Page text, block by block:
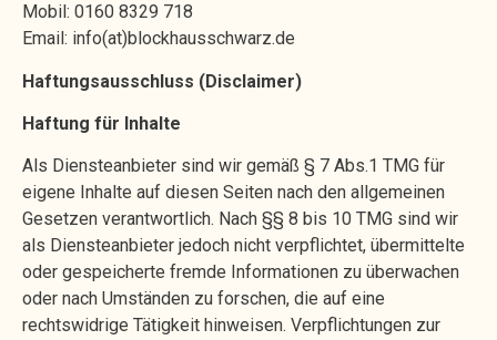
Mobil: 0160 8329 718
Email: info(at)blockhausschwarz.de
Haftungsausschluss (Disclaimer)
Haftung für Inhalte
Als Diensteanbieter sind wir gemäß § 7 Abs.1 TMG für
eigene Inhalte auf diesen Seiten nach den allgemeinen
Gesetzen verantwortlich. Nach §§ 8 bis 10 TMG sind wir
als Diensteanbieter jedoch nicht verpflichtet, übermittelte
oder gespeicherte fremde Informationen zu überwachen
oder nach Umständen zu forschen, die auf eine
rechtswidrige Tätigkeit hinweisen. Verpflichtungen zur